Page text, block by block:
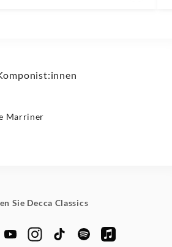
Marriner
Sie Decca Classics